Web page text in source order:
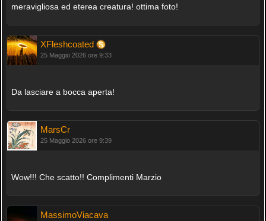
meravigliosa ed eterea creatura! ottima foto!
XFleshcoated
25 Maggio 2026 ore 9:33
Da lasciare a bocca aperta!
MarsCr
25 Maggio 2026 ore 9:39
Wow!!! Che scatto!! Complimenti Marzio
MassimoViacava